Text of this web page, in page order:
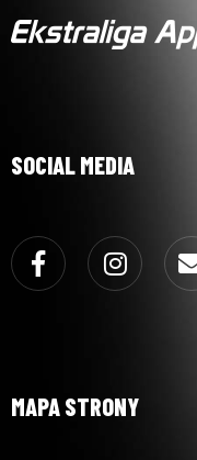
SOCIAL MEDIA
Facebook
MAPA STRONY